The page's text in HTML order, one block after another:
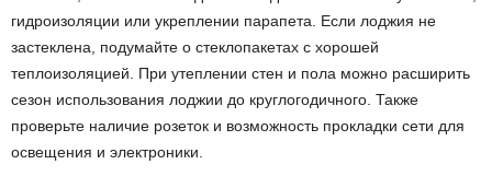
гидроизоляции или укреплении парапета. Если лоджия не
застеклена, подумайте о стеклопакетах с хорошей
теплоизоляцией. При утеплении стен и пола можно расширить
сезон использования лоджии до круглогодичного. Также
проверьте наличие розеток и возможность прокладки сети для
освещения и электроники.